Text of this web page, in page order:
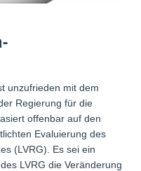
unzufrieden mit dem
Regierung für die
offenbar auf den
Evaluierung des
(LVRG). Es sei ein
LVRG die Veränderung